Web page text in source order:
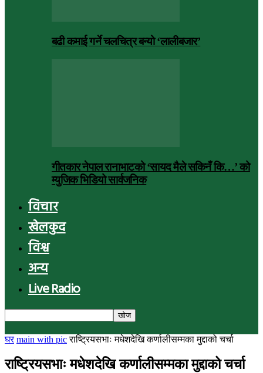
बढी कमाई गर्ने चलचित्र बन्यो ‘लालीबजार’
गीतकार नेपाल रानाभाटको ‘सायद मैले सकिनँ कि…’ को
म्युजिक भिडियो सार्वजनिक
विचार
खेलकुद
विश्व
अन्य
Live Radio
घर main with pic राष्ट्रियसभाः मधेशदेखि कर्णालीसम्मका मुद्दाको चर्चा
राष्ट्रियसभाः मधेशदेखि कर्णालीसम्मका मुद्दाको चर्चा